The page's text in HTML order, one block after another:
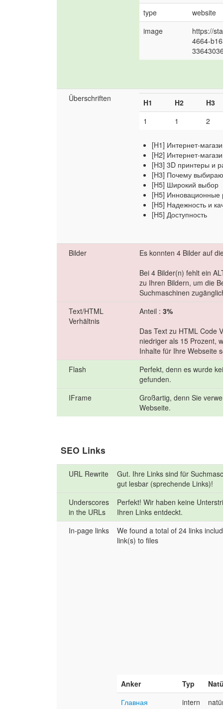
type
website
image
https://
4664-
Überschriften H1 H2
H3
1
1 2
[H1] Интернет-
[H2] Интернет-
[H3] 3D принтеры и
[H3] Почему
[H5] Широкий выбор
[H5]
[H5] Надежность и
[H5] Доступность
Bilder
Es konnten 4 Bilder auf
Bei 4 Bilder(n) fehlt ein
zu Ihren Bildern, um die
Suchmaschinen
Text/HTML
Verhältnis
Anteil :3%
Das Text zu HTML Code
niedriger als 15 Prozent,
Inhalte für Ihre Webseite
Flash
Perfekt, denn es wurde
gefunden.
IFrame
Großartig, denn Sie
Webseite.
SEO Links
URL Rewrite
Gut. Ihre Links sind für
gut lesbar (sprechende Links)!
Underscores
in the URLs
Perfekt! Wir haben keine
Ihren Links entdeckt.
In-page links
We found a total of 24 links
link(s) to files
Anker Typ
Главная
intern